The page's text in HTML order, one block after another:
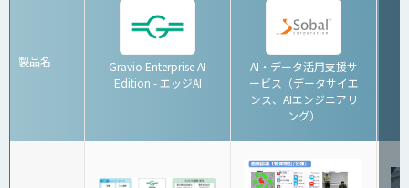
製品名
Gravio Enterprise AI
Edition - エッジAI
AI・データ活用支援サ
ービス（データサイエ
ンス、AIエンジニアリ
ング）